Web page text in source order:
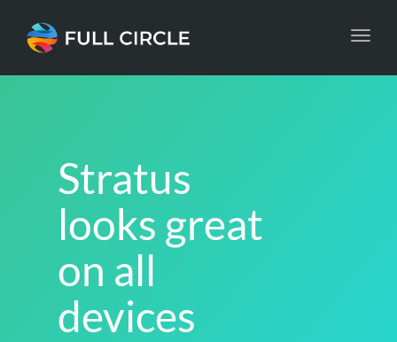
Stratus
looks great
on all
devices